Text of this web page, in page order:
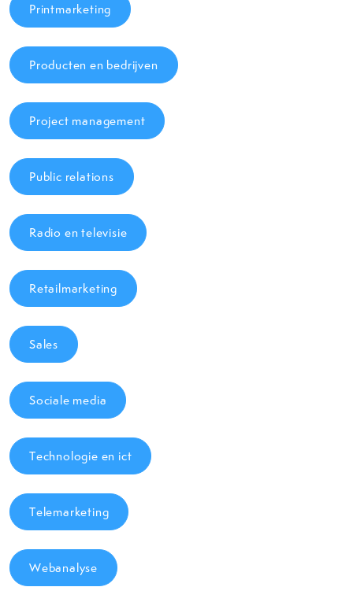
Printmarketing
Producten en bedrijven
Project management
Public relations
Radio en televisie
Retailmarketing
Sales
Sociale media
Technologie en ict
Telemarketing
Webanalyse